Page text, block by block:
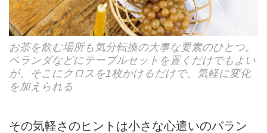
お茶を飲む場所も気分転換の大事な要素のひとつ。
ベランダなどにテーブルセットを置くだけでもよい
が、そこにクロスを1枚かけるだけで、気軽に変化
を加えられる
その気軽さのヒントは小さな心遣いのバラン